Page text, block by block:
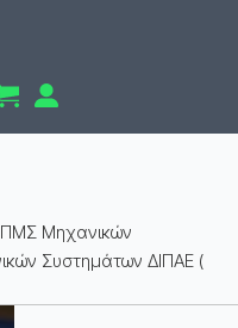
Μηχανικών
Συστημάτων ΔΙΠΑΕ (